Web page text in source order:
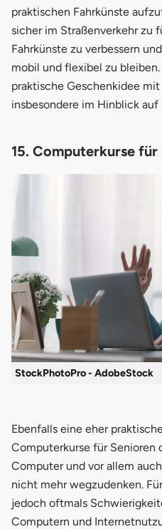
praktischen Fahrkünste
sicher im Straßenverkehr zu
Fahrkünste zu verbessern
mobil und flexibel zu
praktische Geschenkidee
insbesondere im Hinblick
15. Computerkurse für
StockPhotoPro - AdobeStock
Ebenfalls eine eher
Computerkurse für Senioren
Computer und vor allem
nicht mehr wegzudenken.
jedoch oftmals
Computern und